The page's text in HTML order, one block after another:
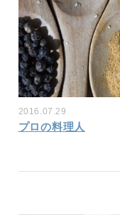
2016.07.29
プロの料理人